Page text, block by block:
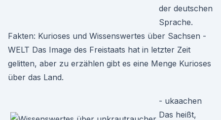
der deutschen
Sprache.
Fakten: Kurioses und Wissenswertes über Sachsen -
WELT Das Image des Freistaats hat in letzter Zeit
gelitten, aber zu erzählen gibt es eine Menge Kurioses
über das Land.
- ukaachen
Das heißt,